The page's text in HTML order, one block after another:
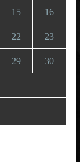
15 16
22 23
29 30